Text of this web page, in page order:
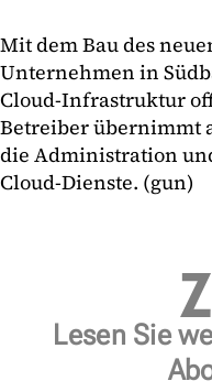
Mit dem Bau des
Unternehmen in
Cloud-Infrastruktur
Betreiber übernimmt
die Administration
Cloud-Dienste. (gun)
Lesen Sie